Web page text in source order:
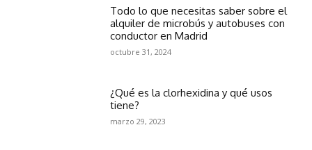
Todo lo que necesitas saber sobre el
alquiler de microbús y autobuses con
conductor en Madrid
octubre 31, 2024
¿Qué es la clorhexidina y qué usos
tiene?
marzo 29, 2023